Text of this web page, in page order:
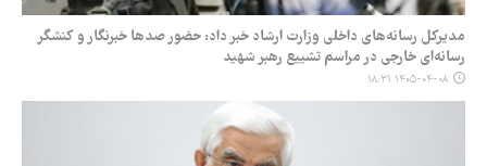
مدیرکل رسانه‌های داخلی وزارت ارشاد خبر داد: حضور صدها خبرنگار و کنشگر
رسانه‌ای خارجی در مراسم تشییع رهبر شهید
۱۴۰۵-۰۴-۰۸ ۱۸:۳۱